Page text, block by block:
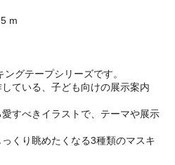
m
グテープシリーズです。
ている、子ども向けの展示案内
すべきイラストで、テーマや展示
くり眺めたくなる3種類のマスキ